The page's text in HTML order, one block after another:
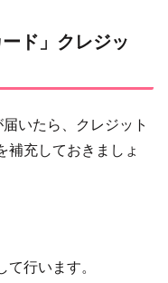
ド」クレジッ
いたら、クレジット
補充しておきましょ
行います。